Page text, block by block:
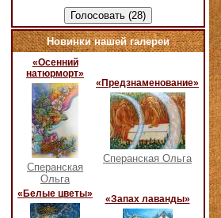
Новинки нашей галереи
«Осенний
натюрморт»
Сперанская
Ольга
«Предзнаменование»
Сперанская Ольга
«Белые цветы» «Запах лаванды»